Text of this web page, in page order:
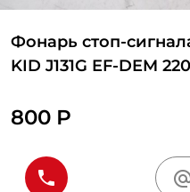
Фонарь стоп-
KID J131G EF-DEM
800 Р